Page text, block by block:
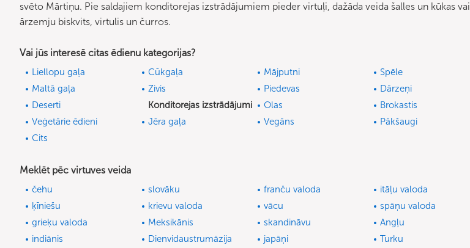
svēto Mārtiņu. Pie saldajiem konditorejas izstrādājumiem pieder virtuļi, dažāda veida šalles un kūkas vai
ārzemju biskvits, virtulis un čurros.
Vai jūs interesē citas ēdienu kategorijas?
Liellopu gaļa Cūkgaļa Mājputni
Spēle
Maltā gaļa
Zivis Piedevas
Dārzeņi
Deserti
Konditorejas izstrādājumi Olas
Brokastis
Veģetārie ēdieni
Jēra gaļa Vegāns
Pākšaugi
Cits
Meklēt pēc virtuves veida
čehu slovāku franču valoda
itāļu valoda
ķīniešu
krievu valoda vācu
spāņu valoda
grieķu valoda
Meksikānis skandināvu
Angļu
indiānis
Dienvidaustrumāzija japāņi
Turku